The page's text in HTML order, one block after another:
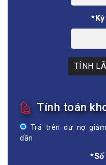
TÍNH
Tính toán
Trả trên dư nợ giảm
dần